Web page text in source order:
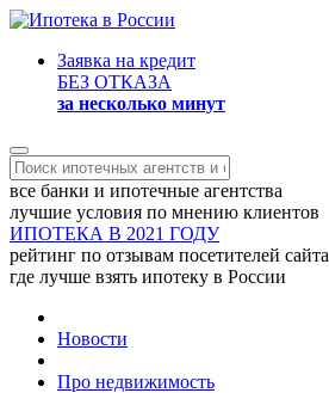
Заявка на кредит
БЕЗ ОТКАЗА
за несколько минут
все банки и ипотечные агентства
лучшие условия по мнению клиентов
ИПОТЕКА В 2021 ГОДУ
рейтинг по отзывам посетителей сайта
где лучше взять ипотеку в России
Новости
Про недвижимость